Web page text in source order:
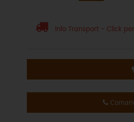
Info Transport - Click